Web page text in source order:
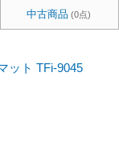
中古商品 (0点)
ット TFi-9045